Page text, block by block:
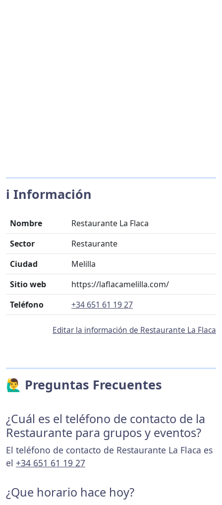
ℹ️ Información
Nombre
Restaurante La Flaca
Sector
Restaurante
Ciudad
Melilla
Sitio web
https://laflacamelilla.com/
Teléfono
+34 651 61 19 27
Editar la información de Restaurante La Flaca
🙋‍♂️ Preguntas Frecuentes
¿Cuál es el teléfono de contacto de la
Restaurante para grupos y eventos?
El teléfono de contacto de Restaurante La Flaca es
el +34 651 61 19 27
¿Que horario hace hoy?